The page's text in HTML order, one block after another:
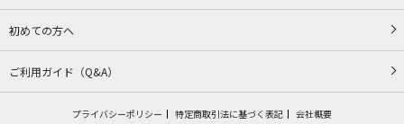
初めての方へ
ご利用ガイド（Q&A）
プライバシーポリシー 特定商取引法に基づく表記 会社概要